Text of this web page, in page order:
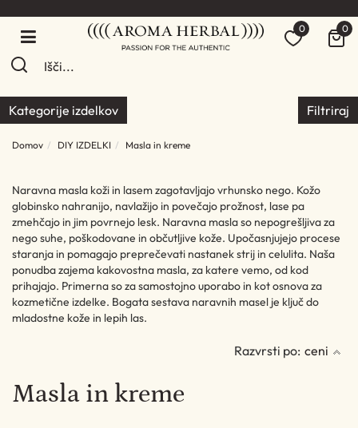
0 0
Kategorije izdelkov Filtriraj
Domov DIY IZDELKI Masla in kreme
Naravna masla koži in lasem zagotavljajo vrhunsko nego. Kožo
globinsko nahranijo, navlažijo in povečajo prožnost, lase pa
zmehčajo in jim povrnejo lesk. Naravna masla so nepogrešljiva za
nego suhe, poškodovane in občutljive kože. Upočasnjujejo procese
staranja in pomagajo preprečevati nastanek strij in celulita. Naša
ponudba zajema kakovostna masla, za katere vemo, od kod
prihajajo. Primerna so za samostojno uporabo in kot osnova za
kozmetične izdelke. Bogata sestava naravnih masel je ključ do
mladostne kože in lepih las.
Razvrsti po: ceni
Masla in kreme